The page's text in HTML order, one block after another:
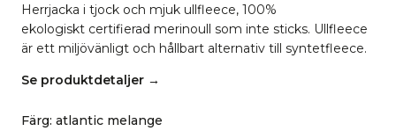
Herrjacka i tjock och mjuk ullfleece, 100%
ekologiskt certifierad merinoull som inte sticks. Ullfleece
är ett miljövänligt och hållbart alternativ till syntetfleece.
Se produktdetaljer →
Färg: atlantic melange